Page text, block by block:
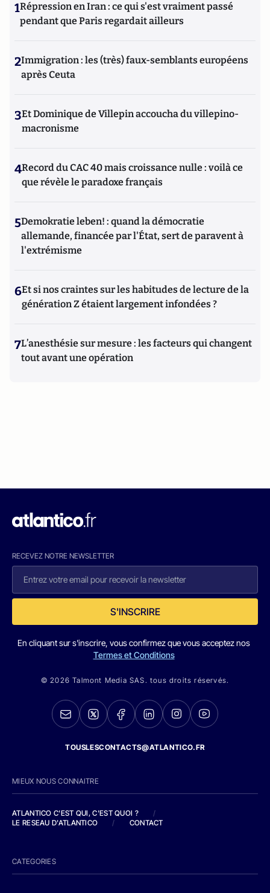
1Répression en Iran : ce qui s'est vraiment passé
pendant que Paris regardait ailleurs
2Immigration : les (très) faux-semblants européens
après Ceuta
3Et Dominique de Villepin accoucha du villepino-
macronisme
4Record du CAC 40 mais croissance nulle : voilà ce
que révèle le paradoxe français
5Demokratie leben! : quand la démocratie
allemande, financée par l'État, sert de paravent à
l'extrémisme
6Et si nos craintes sur les habitudes de lecture de la
génération Z étaient largement infondées ?
7L’anesthésie sur mesure : les facteurs qui changent
tout avant une opération
RECEVEZ NOTRE NEWSLETTER
S'INSCRIRE
En cliquant sur s'inscrire, vous confirmez que vous acceptez nos
Termes et Conditions
© 2026 Talmont Media SAS. tous droits réservés.
TOUSLESCONTACTS@ATLANTICO.FR
MIEUX NOUS CONNAITRE
ATLANTICO C'EST QUI, C'EST QUOI ?
/
LE RESEAU D'ATLANTICO
/ CONTACT
CATEGORIES